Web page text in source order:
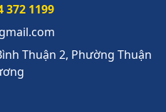
372 1199
Thuận 2, Phường Thuận